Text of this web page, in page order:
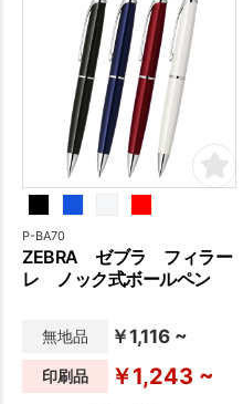
P-BA70
ZEBRA ゼブラ フィラー
レ ノック式ボールペン
無地品 ￥1,116 ~
印刷品 ￥1,243 ~